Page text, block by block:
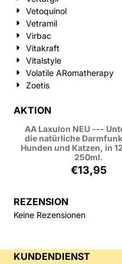
Vetoquinol
Vetramil
Virbac
Vitakraft
Vitalstyle
Volatile ARomatherapy
Zoetis
AKTION
AA Laxulon NEU ---
die natürliche
Hunden und Katzen, in
250ml.
€13,95
REZENSION
Keine Rezensionen
KUNDENDIENST